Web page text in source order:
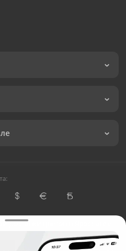
доставки цветов в Ярославле